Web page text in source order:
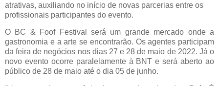
atrativas, auxiliando no início de novas parcerias entre os
profissionais participantes do evento.
O BC & Foof Festival será um grande mercado onde a
gastronomia e a arte se encontrarão. Os agentes participam
da feira de negócios nos dias 27 e 28 de maio de 2022. Já o
novo evento ocorre paralelamente à BNT e será aberto ao
público de 28 de maio até o dia 05 de junho.